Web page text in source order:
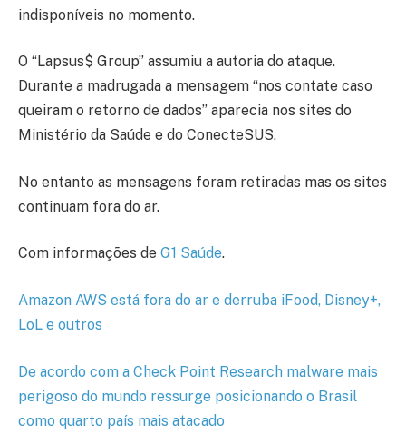
indisponíveis no momento.
O “Lapsus$ Group” assumiu a autoria do ataque.
Durante a madrugada a mensagem “nos contate caso
queiram o retorno de dados” aparecia nos sites do
Ministério da Saúde e do ConecteSUS.
No entanto as mensagens foram retiradas mas os sites
continuam fora do ar.
Com informações de G1 Saúde.
Amazon AWS está fora do ar e derruba iFood, Disney+,
LoL e outros
De acordo com a Check Point Research malware mais
perigoso do mundo ressurge posicionando o Brasil
como quarto país mais atacado